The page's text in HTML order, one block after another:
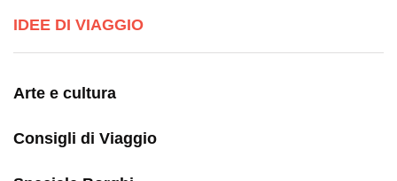
IDEE DI VIAGGIO
Arte e cultura
Consigli di Viaggio